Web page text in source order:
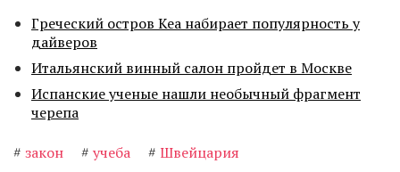
Греческий остров Кеа набирает популярность у
дайверов
Итальянский винный салон пройдет в Москве
Испанские ученые нашли необычный фрагмент
черепа
# закон # учеба # Швейцария